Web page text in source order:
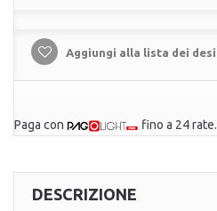
Aggiungi alla lista dei
Paga con fino a 24 rate.
DESCRIZIONE